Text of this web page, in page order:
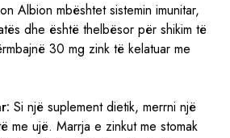
Albion mbështet sistemin imunitar,
dhe është thelbësor për shikim të
30 mg zink të kelatuar me
Si një suplement dietik, merrni një
me ujë. Marrja e zinkut me stomak